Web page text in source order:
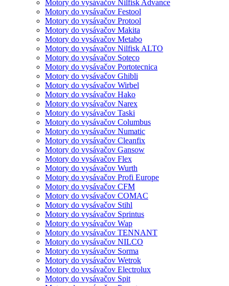
Motory do vysávačov Nilfisk Advance
Motory do vysávačov Festool
Motory do vysávačov Protool
Motory do vysávačov Makita
Motory do vysávačov Metabo
Motory do vysávačov Nilfisk ALTO
Motory do vysávačov Soteco
Motory do vysávačov Portotecnica
Motory do vysávačov Ghibli
Motory do vysávačov Wirbel
Motory do vysávačov Hako
Motory do vysávačov Narex
Motory do vysávačov Taski
Motory do vysávačov Columbus
Motory do vysávačov Numatic
Motory do vysávačov Cleanfix
Motory do vysávačov Gansow
Motory do vysávačov Flex
Motory do vysávačov Wurth
Motory do vysávačov Profi Europe
Motory do vysávačov CFM
Motory do vysávačov COMAC
Motory do vysávačov Stihl
Motory do vysávačov Sprintus
Motory do vysávačov Wap
Motory do vysávačov TENNANT
Motory do vysávačov NILCO
Motory do vysávačov Sorma
Motory do vysávačov Wetrok
Motory do vysávačov Electrolux
Motory do vysávačov Spit